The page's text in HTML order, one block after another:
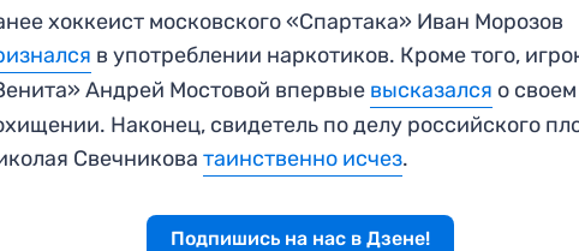
хоккеист московского «Спартака» Иван Морозов
в употреблении наркотиков. Кроме того,
Андрей Мостовой впервые высказался о своем
Наконец, свидетель по делу российского
Свечниковатаинственно исчез.
Подпишись на нас в Дзене!